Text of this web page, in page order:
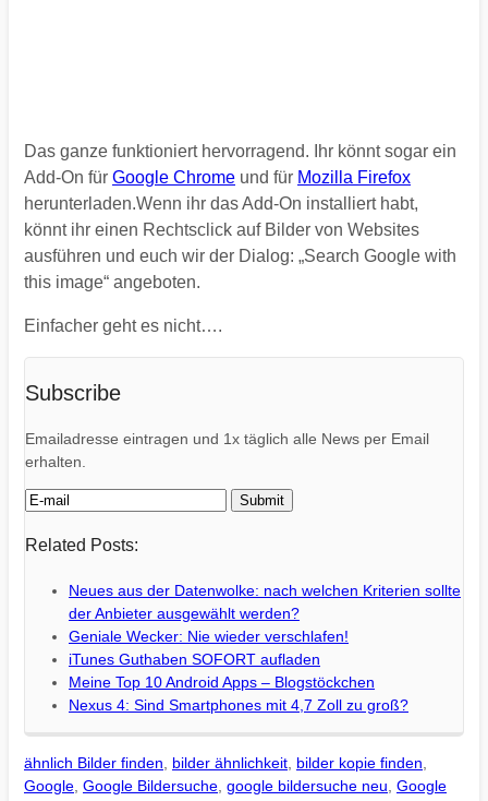
Das ganze funktioniert hervorragend. Ihr könnt sogar ein
Add-On für Google Chrome und für Mozilla Firefox
herunterladen.Wenn ihr das Add-On installiert habt,
könnt ihr einen Rechtsclick auf Bilder von Websites
ausführen und euch wir der Dialog: „Search Google with
this image“ angeboten.
Einfacher geht es nicht….
Subscribe
Emailadresse eintragen und 1x täglich alle News per Email
erhalten.
Related Posts:
Neues aus der Datenwolke: nach welchen Kriterien sollte
der Anbieter ausgewählt werden?
Geniale Wecker: Nie wieder verschlafen!
iTunes Guthaben SOFORT aufladen
Meine Top 10 Android Apps – Blogstöckchen
Nexus 4: Sind Smartphones mit 4,7 Zoll zu groß?
ähnlich Bilder finden bilder ähnlichkeit bilder kopie finden
Google Google Bildersuche google bildersuche neu Google